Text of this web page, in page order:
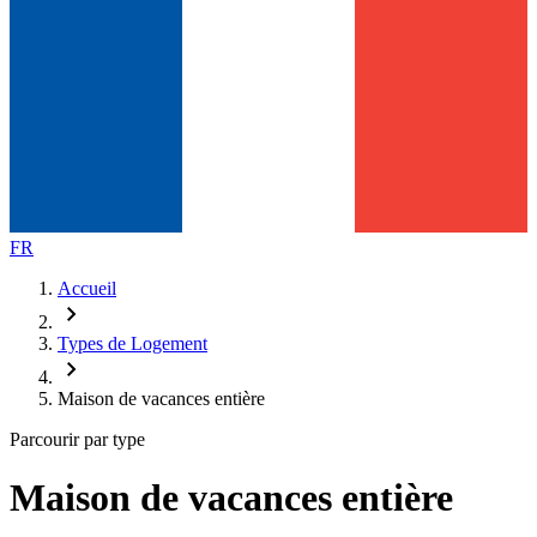
FR
Accueil
chevron_right
Types de Logement
chevron_right
Maison de vacances entière
Parcourir par type
Maison de vacances entière